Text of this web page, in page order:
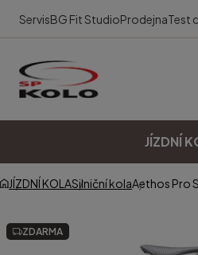
ServisBG Fit StudioProdejnaTest
JÍZDNÍ
JÍZDNÍ KOLASilniční kolaAethos Pro
ZDARMA